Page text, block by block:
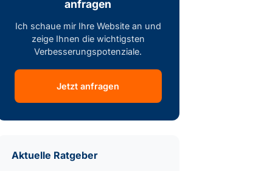
anfragen
Ich schaue mir Ihre Website an und
zeige Ihnen die wichtigsten
Verbesserungspotenziale.
Jetzt anfragen
Aktuelle Ratgeber